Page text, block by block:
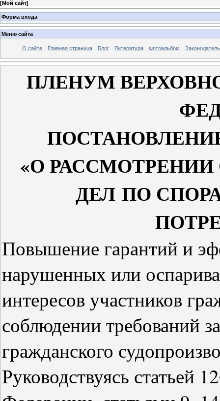
[Мой сайт]
Форма входа
Меню сайта
О сайте Главная страница Блог Литература Фотоальбом
ПЛЕНУМ
«О
ДЕЛ ПО
Повышение гарантий и
нарушенных или
интересов участников
соблюдении требований
гражданского
Руководствуясь статьей